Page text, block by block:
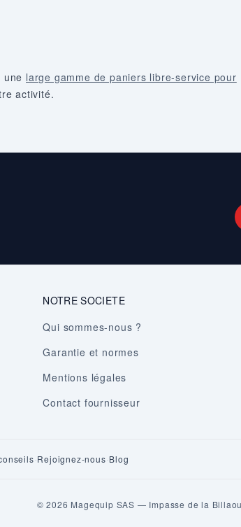
une large gamme de paniers libre-service pour
activité.
NOTRE SOCIETE
Qui sommes-nous ?
Garantie et normes
Mentions légales
Contact fournisseur
·Rejoignez-nous·Blog
© 2026 Magequip SAS — Impasse de la